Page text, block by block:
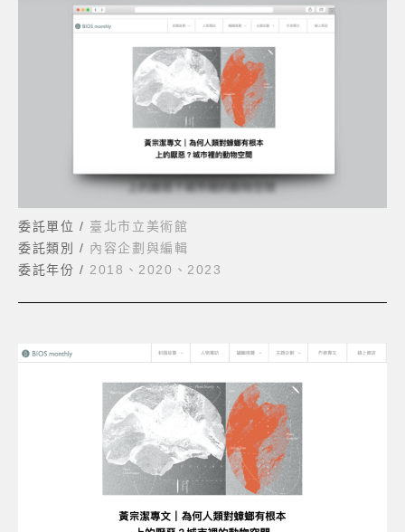
委託單位 / 臺北市立美術館
委託類別 / 內容企劃與編輯
委託年份 / 2018、2020、2023